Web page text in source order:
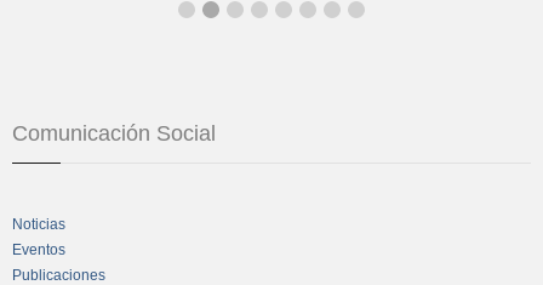
Comunicación Social
Noticias
Eventos
Publicaciones